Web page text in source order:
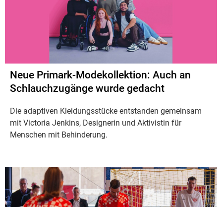
Neue Primark-Modekollektion: Auch an
Schlauchzugänge wurde gedacht
Die adaptiven Kleidungsstücke entstanden gemeinsam
mit Victoria Jenkins, Designerin und Aktivistin für
Menschen mit Behinderung.